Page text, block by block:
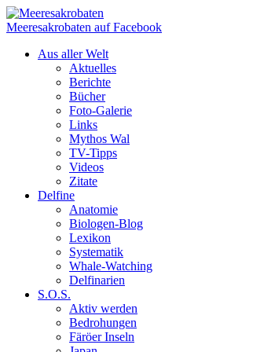
Meeresakrobaten auf Facebook
Aus aller Welt
Aktuelles
Berichte
Bücher
Foto-Galerie
Links
Mythos Wal
TV-Tipps
Videos
Zitate
Delfine
Anatomie
Biologen-Blog
Lexikon
Systematik
Whale-Watching
Delfinarien
S.O.S.
Aktiv werden
Bedrohungen
Färöer Inseln